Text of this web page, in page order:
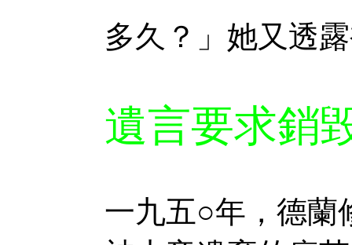
多久？」她又透
遺言要求銷
一九五○年，德蘭